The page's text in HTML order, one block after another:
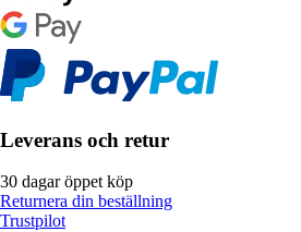
Leverans och retur
30 dagar öppet köp
Returnera din beställning
Trustpilot